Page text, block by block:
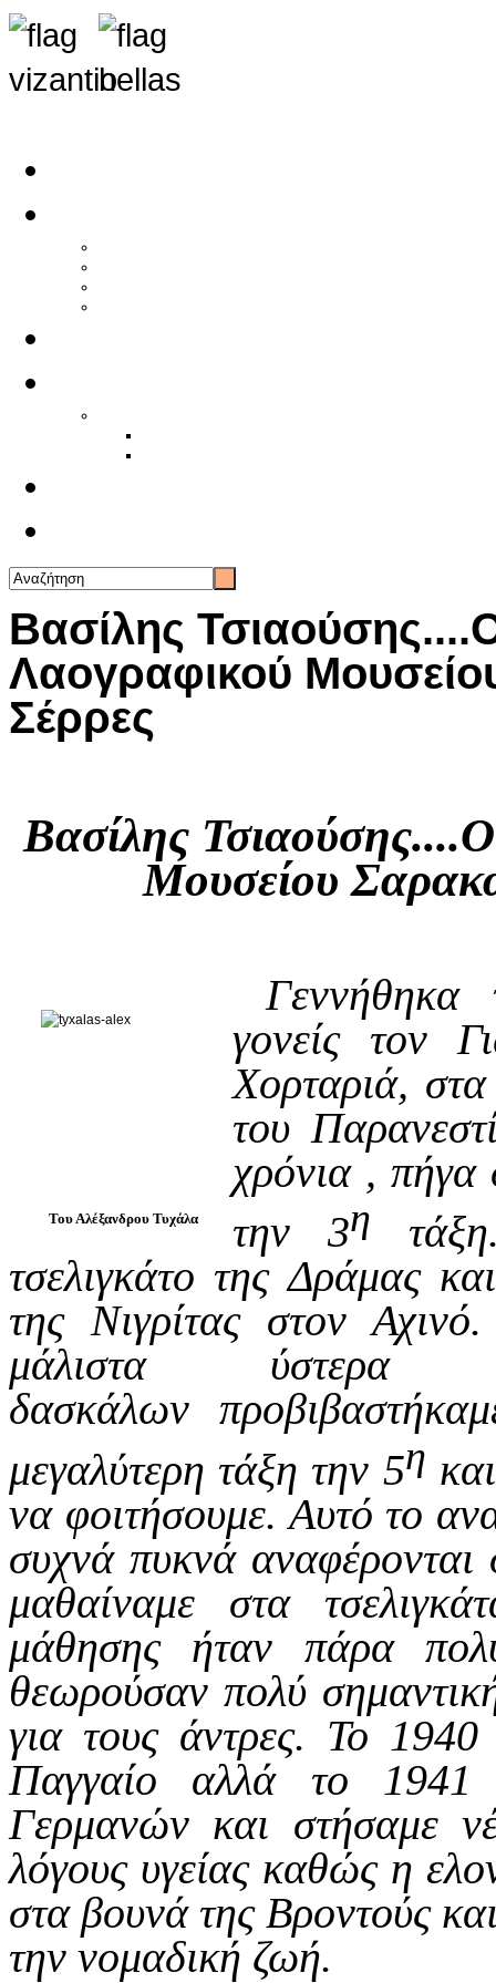
Βασίλης
Λαογραφικού
Σέρρες
Βασίλης
Μουσείου
Του Αλέξανδρου Τυχάλα
γονείς τον
Χορταριά,
του
χρόνια , πήγα
την 3η
τσελιγκάτο της Δράμας
της Νιγρίτας στον
μάλιστα
δασκάλων
μεγαλύτερη τάξη την 5η
να φοιτήσουμε. Αυτό το
συχνά πυκνά
μαθαίναμε στα
μάθησης ήταν πάρα
θεωρούσαν πολύ
για τους άντρες. Το 1940
Παγγαίο αλλά το 1941
Γερμανών και στήσαμε
λόγους υγείας καθώς η
στα βουνά της Βροντούς
την νομαδική ζωή.